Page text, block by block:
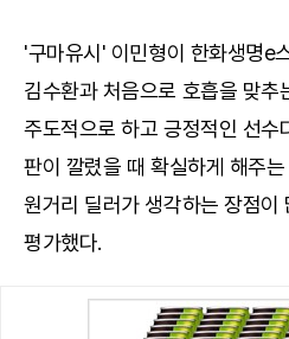
'구마유시' 이민형이 한화생명e
김수환과 처음으로 호흡을 맞추
주도적으로 하고 긍정적인 선
판이 깔렸을 때 확실하게 해주
원거리 딜러가 생각하는 장점이
평가했다.